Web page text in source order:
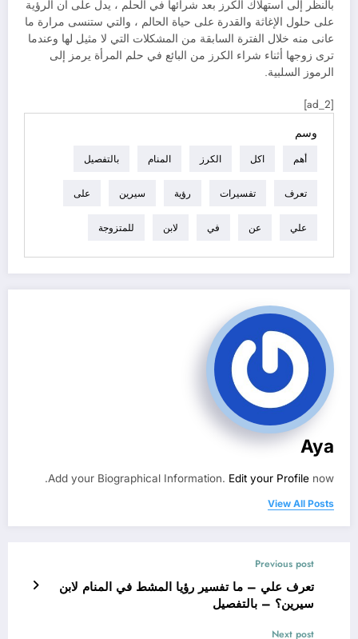
بالنظر إلى استهلاك الكرز بعد شرائها في الحلم ، يدل على أن الرؤية
على حلول الإغاثة والقدرة على حياة الحالم ، والتي ستنسى مرارة ما
عانى منه خلال الفترة السابقة من المشكلات التي لا مثيل لها وعندما
ترى زوجها أثناء شراء الكرز من البائع في حلم المرأة يرمز إلى
الرموز السلبية.
[ad_2]
وسم
أهم اكل الكرز المنام بالتفصيل
تعرف تفسيرات رؤية سيرين على
علي عن في لابن للمتزوجة
Aya
Add your Biographical Information. Edit your Profile now.
View All Posts
Previous post
تعرف علي – ما تفسير رؤيا المشط في المنام لابن
سيرين؟ – بالتفصيل
Next post